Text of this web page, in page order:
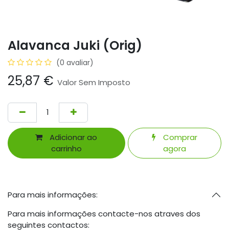
Alavanca Juki (Orig)
(0 avaliar)
25,87 € Valor Sem Imposto
Adicionar ao
carrinho
Comprar
agora
Para mais informações:
Para mais informações contacte-nos atraves dos
seguintes contactos: